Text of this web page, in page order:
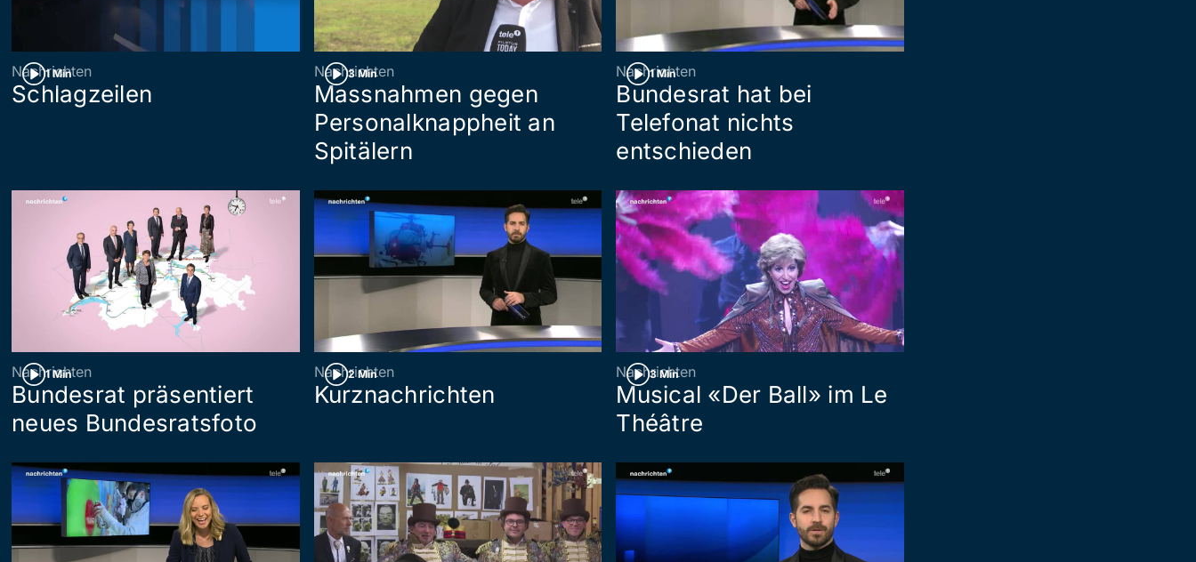
1 Min
Nachrichten
Schlagzeilen
3 Min
Nachrichten
Massnahmen gegen
Personalknappheit an
Spitälern
1 Min
Nachrichten
Bundesrat hat bei
Telefonat nichts
entschieden
1 Min
Nachrichten
Bundesrat präsentiert
neues Bundesratsfoto
2 Min
Nachrichten
Kurznachrichten
3 Min
Nachrichten
Musical «Der Ball» im Le
Théâtre